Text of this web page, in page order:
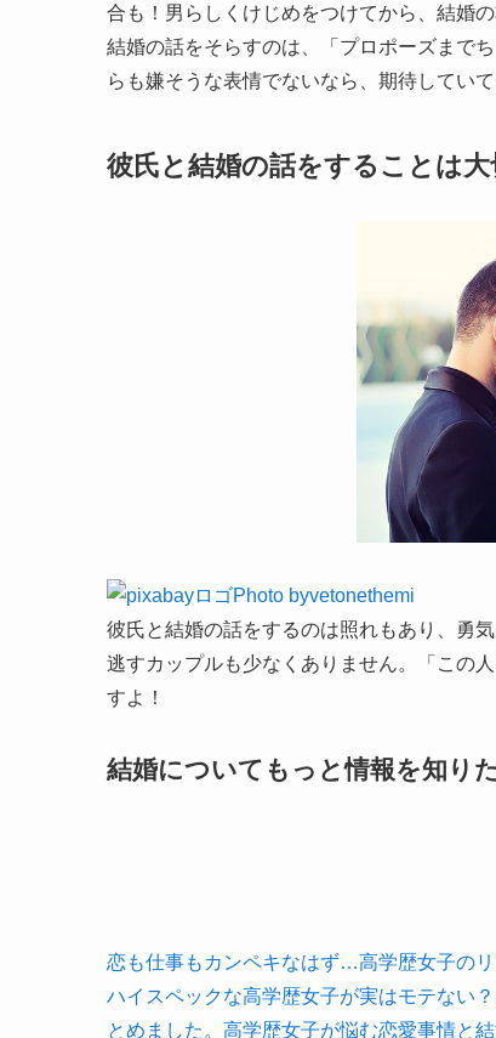
合も！男らしくけじめをつけてから、結婚
結婚の話をそらすのは、「プロポーズまで
らも嫌そうな表情でないなら、期待していて
彼氏と結婚の話をすることは大
Photo byvetonethemi
彼氏と結婚の話をするのは照れもあり、勇
逃すカップルも少なくありません。「この
すよ！
結婚についてもっと情報を知り
恋も仕事もカンペキなはず…高学歴女子の
ハイスペックな高学歴女子が実はモテない
とめました。高学歴女子が悩む恋愛事情と